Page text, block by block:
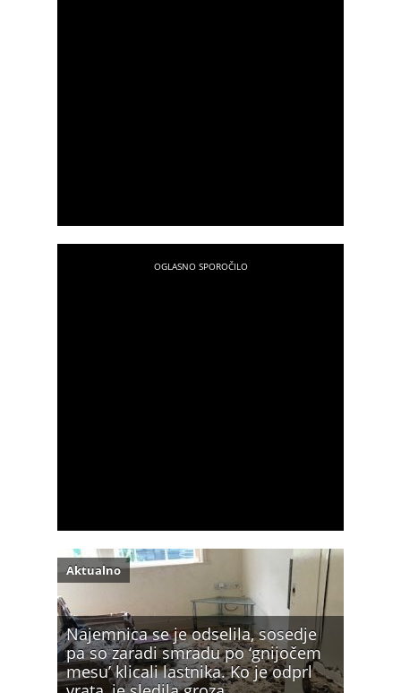
Najemnica se je odselila, sosedje
pa so zaradi smradu po ‘gnijočem
mesu’ klicali lastnika. Ko je odprl
Aktualno